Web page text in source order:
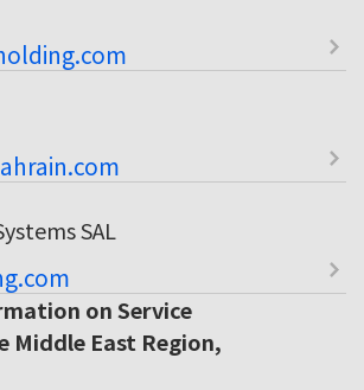
SAL
on Service
Middle East Region,